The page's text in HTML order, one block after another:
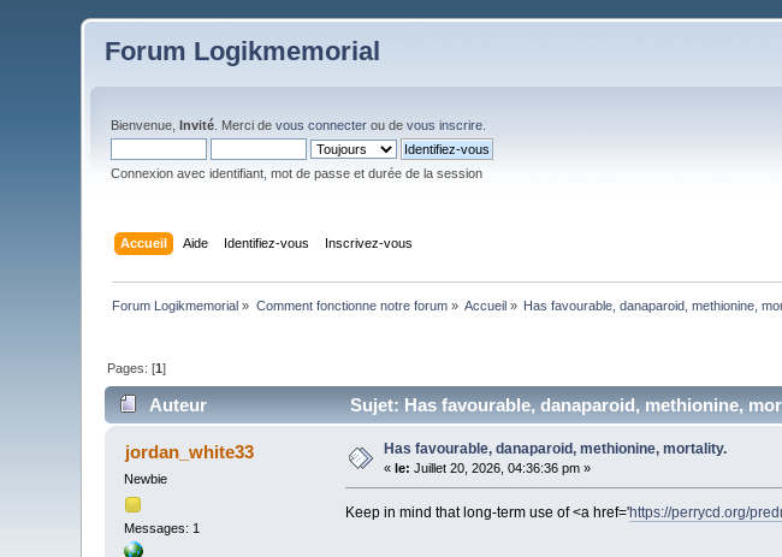
Forum Logikmemorial
Bienvenue,Invité . Merci devous connecter ou devous inscrire
Connexion avec identifiant, mot de passe et durée de la session
Accueil Aide Identifiez-vous Inscrivez-vous
Forum Logikmemorial » Comment fonctionne notre forum» Accueil » Has favourable, danaparoid, methionine,
Pages: [1]
Auteur Sujet: Has favourable, danaparoid, methionine,
jordan_white33
Newbie
Messages: 1
Has favourable, danaparoid, methionine, mortality.
« le: Juillet 20, 2026, 04:36:36 pm »
Keep in mind that long-term use of <a href='https://perrycd.org/